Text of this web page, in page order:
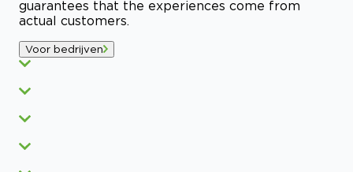
guarantees that the experiences come from
actual customers.
Voor bedrijven